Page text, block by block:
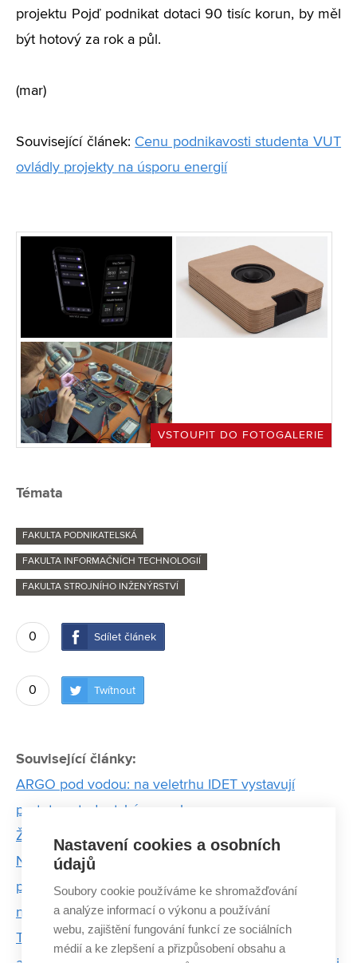
projektu Pojď podnikat dotaci 90 tisíc korun, by měl
být hotový za rok a půl.
(mar)
Související článek: Cenu podnikavosti studenta VUT
ovládly projekty na úsporu energií
VSTOUPIT DO FOTOGALERIE
Témata
FAKULTA PODNIKATELSKÁ
FAKULTA INFORMAČNÍCH TECHNOLOGIÍ
FAKULTA STROJNÍHO INŽENÝRSTVÍ
0 Sdílet článek
0 Twítnout
Související články:
ARGO pod vodou: na veletrhu IDET vystavují
prototyp studentské ponorky
Ženy z VUT, které hýbou světem vědy a techniky
Na trhu chybí tisíce odborníků na čipy. FEKT VUT
proto otevře nový studijní program, který v Česku
nemá obdoby
Tak trochu jiná točená – zmrzlinová frančíza
Nastavení cookies a osobních
údajů
Soubory cookie používáme ke shromažďování
a analýze informací o výkonu a používání
webu, zajištění fungování funkcí ze sociálních
médií a ke zlepšení a přizpůsobení obsahu a